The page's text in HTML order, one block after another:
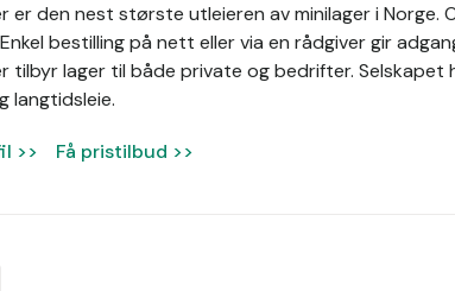
er den nest største utleieren av minilager i Norge.
bestilling på nett eller via en rådgiver gir
tilbyr lager til både private og bedrifter.
langtidsleie.
>> Få pristilbud >>